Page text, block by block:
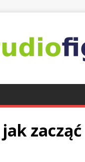
zacząć